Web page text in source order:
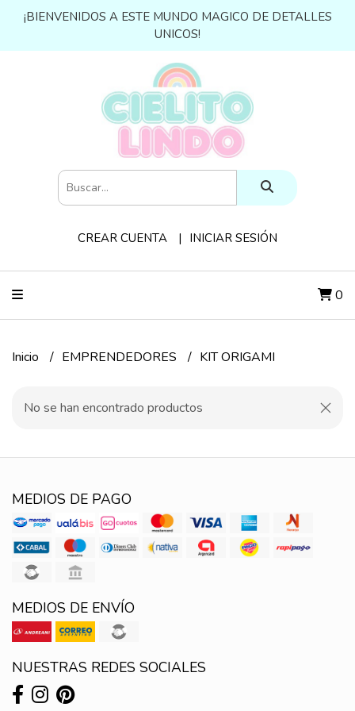
¡BIENVENIDOS A ESTE MUNDO MAGICO DE DETALLES
UNICOS!
CREAR CUENTA INICIAR SESIÓN
0
Inicio EMPRENDEDORES KIT ORIGAMI
No se han encontrado productos
MEDIOS DE PAGO
MEDIOS DE ENVÍO
NUESTRAS REDES SOCIALES